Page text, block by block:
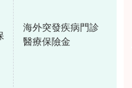
海外突發疾病門診
醫療保險金